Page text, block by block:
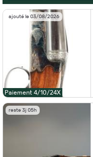
ajouté le 03/08/2026
Paiement 4/10/24X
reste 3j 05h